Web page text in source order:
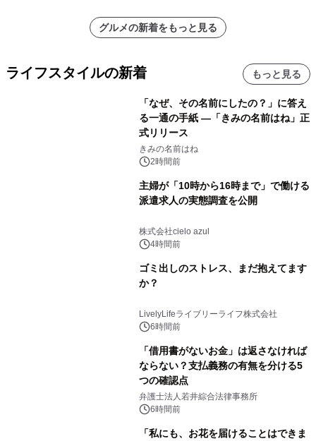
グルメの新着をもっと見る
ライフスタイルの新着 もっと見る
「なぜ、その名前にしたの？」に答え
る一通の手紙 ―「きみの名前はね」正
式リリース
きみの名前はね
2時間前
主婦が「10時から16時まで」で働ける
派遣求人の実態調査を公開
株式会社cielo azul
4時間前
ゴミ出しのストレス、まだ抱えてます
か？
LivelyLifeライブリーライフ株式会社
6時間前
「借用書がないお金」は返さなければ
ならない？支払義務の有無を分ける5
つの確認点
弁護士法人若井綜合法律事務所
6時間前
「私にも、お花を届けることはできま